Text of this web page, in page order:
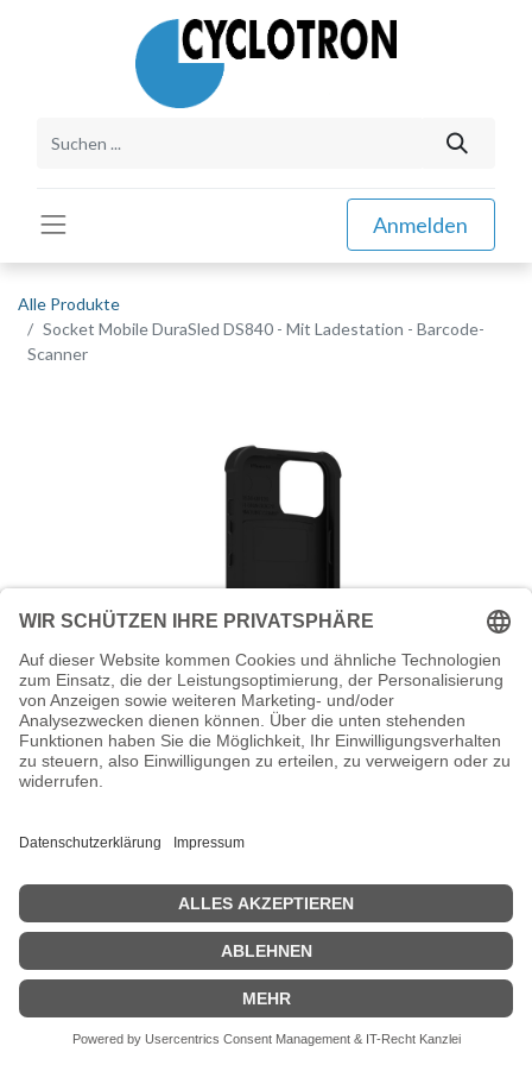
Anmelden
Alle Produkte
Socket Mobile DuraSled DS840 - Mit Ladestation - Barcode-
Scanner
Socket Mobile DuraSled DS840 - Mit
Ladestation - Barcode-Scanner
DuraSled DS840 - Mit Ladestation - Barcode-Scanner - Begleiter -
2D-Imager - decodiert - Bluetooth 2.1 EDR
Zeige Preise inklusiv MwSt. (Brutto)